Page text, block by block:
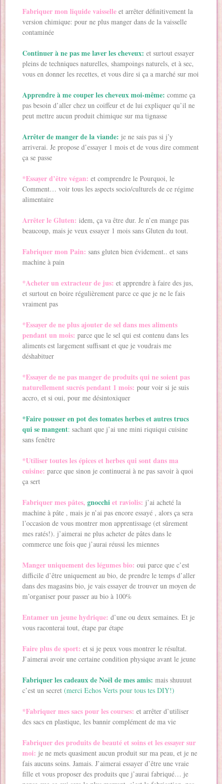
Fabriquer mon liquide vaisselle et arrêter définitivement la
version chimique: pour ne plus manger dans de la vaisselle
contaminée
Continuer à ne pas me laver les cheveux: et surtout essayer
pleins de techniques naturelles, shampoings naturels, et à sec,
vous en donner les recettes, et vous dire si ça a marché sur moi
Apprendre à me couper les cheveux moi-même: comme ça
pas besoin d’aller chez un coiffeur et de lui expliquer qu’il ne
peut mettre aucun produit chimique sur ma tignasse
Arrêter de manger de la viande: je ne sais pas si j’y
arriverai. Je propose d’essayer 1 mois et de vous dire comment
ça se passe
*Essayer d’être végan: et comprendre le Pourquoi, le
Comment… voir tous les aspects socio/culturels de ce régime
alimentaire
Arrêter le Gluten: idem, ça va être dur. Je n’en mange pas
beaucoup, mais je veux essayer 1 mois sans Gluten du tout.
Fabriquer mon Pain: sans gluten bien évidement.. et sans
machine à pain
*Acheter un extracteur de jus: et apprendre à faire des jus,
et surtout en boire régulièrement parce ce que je ne le fais
vraiment pas
*Essayer de ne plus ajouter de sel dans mes aliments
pendant un mois: parce que le sel qui est contenu dans les
aliments est largement suffisant et que je voudrais me
déshabituer
*Essayer de ne pas manger de produits qui ne soient pas
naturellement sucrés pendant 1 mois: pour voir si je suis
accro, et si oui, pour me désintoxiquer
*Faire pousser en pot des tomates herbes et autres trucs
qui se mangent: sachant que j’ai une mini riquiqui cuisine
sans fenêtre
*Utiliser toutes les épices et herbes qui sont dans ma
cuisine: parce que sinon je continuerai à ne pas savoir à quoi
ça sert
Fabriquer mes pâtes,gnocchiet raviolis: j’ai acheté la
machine à pâte , mais je n’ai pas encore essayé , alors ça sera
l’occasion de vous montrer mon apprentissage (et sûrement
mes ratés!). j’aimerai ne plus acheter de pâtes dans le
commerce une fois que j’aurai réussi les miennes
Manger uniquement des légumes bio: oui parce que c’est
difficile d’être uniquement au bio, de prendre le temps d’aller
dans des magasins bio, je vais essayer de trouver un moyen de
m’organiser pour passer au bio à 100%
Entamer un jeune hydrique: d’une ou deux semaines. Et je
vous raconterai tout, étape par étape
Faire plus de sport: et si je peux vous montrer le résultat.
J’aimerai avoir une certaine condition physique avant le jeune
Fabriquer les cadeaux de Noël de mes amis: mais shuuuut
c’est un secret(merci Echos Verts pour tous tes DIY!)
*Fabriquer mes sacs pour les courses:et arrêter d’utiliser
des sacs en plastique, les bannir complément de ma vie
Fabriquer des produits de beauté et soins et les essayer sur
moi: je ne mets quasiment aucun produit sur ma peau, et je ne
fais aucuns soins. Jamais. J’aimerai essayer d’être une vraie
fille et vous proposer des produits que j’aurai fabriqué… je